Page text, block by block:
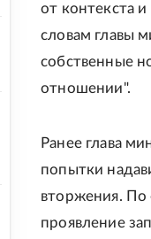
от контекста
словам главы
собственные
отношении".
Ранее глава
попытки
вторжения. По
проявление